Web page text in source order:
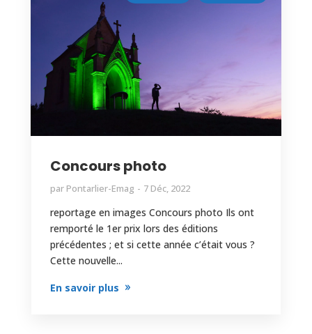
Concours photo
par Pontarlier-Emag 7 Déc, 2022
reportage en images Concours photo Ils ont
remporté le 1er prix lors des éditions
précédentes ; et si cette année c’était vous ?
Cette nouvelle...
En savoir plus